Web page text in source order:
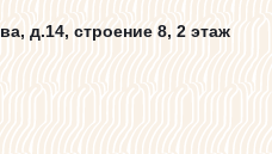
д.14, строение 8, 2 этаж